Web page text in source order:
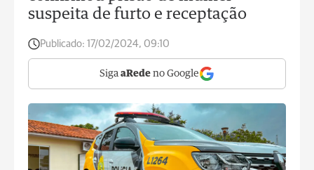
suspeita de furto e receptação
Publicado: 17/02/2024, 09:10
Siga aRede no Google